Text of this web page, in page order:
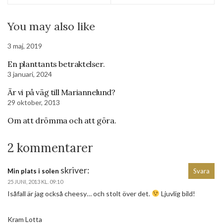
You may also like
3 maj, 2019
En planttants betraktelser.
3 januari, 2024
Är vi på väg till Mariannelund?
29 oktober, 2013
Om att drömma och att göra.
2 kommentarer
Min plats i solen skriver:
25 JUNI, 2013 KL. 09:10
Isåfall är jag också cheesy… och stolt över det. Ljuvlig bild!
Kram Lotta
Svara